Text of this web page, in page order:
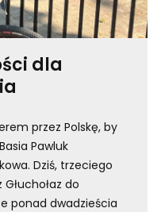
dla
przez Polskę, by
Pawluk
Dziś, trzeciego
do
ponad dwadzieścia